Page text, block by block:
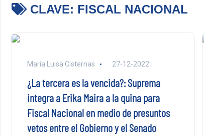
CLAVE: FISCAL NACIONAL
Maria Luisa Cisternas 27-12-2022
¿La tercera es la vencida?: Suprema
integra a Erika Maira a la quina para
Fiscal Nacional en medio de presuntos
vetos entre el Gobierno y el Senado